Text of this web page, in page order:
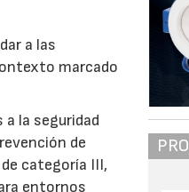
a las
marcado
la seguridad
de
categoría III,
entornos